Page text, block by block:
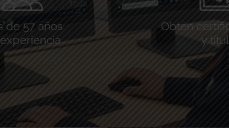
de 57 años
Obtén
y